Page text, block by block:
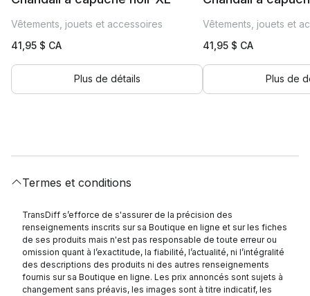
Vêtements, jouets et accessoires
41,95 $ CA
Plus de détails
Vêtements, jouets et
41,95 $ CA
Plus de
Termes et conditions
TransDiff s’efforce de s'assurer de la précision des
renseignements inscrits sur sa Boutique en ligne et sur les fiches
de ses produits mais n'est pas responsable de toute erreur ou
omission quant à l’exactitude, la fiabilité, l’actualité, ni l’intégralité
des descriptions des produits ni des autres renseignements
fournis sur sa Boutique en ligne. Les prix annoncés sont sujets à
changement sans préavis, les images sont à titre indicatif, les